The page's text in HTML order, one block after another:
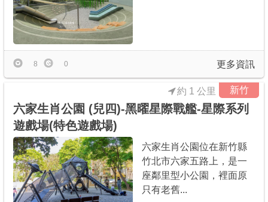
更多資訊
8 0
新竹
六家生肖公園 (兒四)-黑曜星際戰艦-星際系列
遊戲場(特色遊戲場)
約 1 公里
六家生肖公園位在新竹縣
竹北市六家五路上，是一
座鄰里型小公園，裡面原
只有老舊...